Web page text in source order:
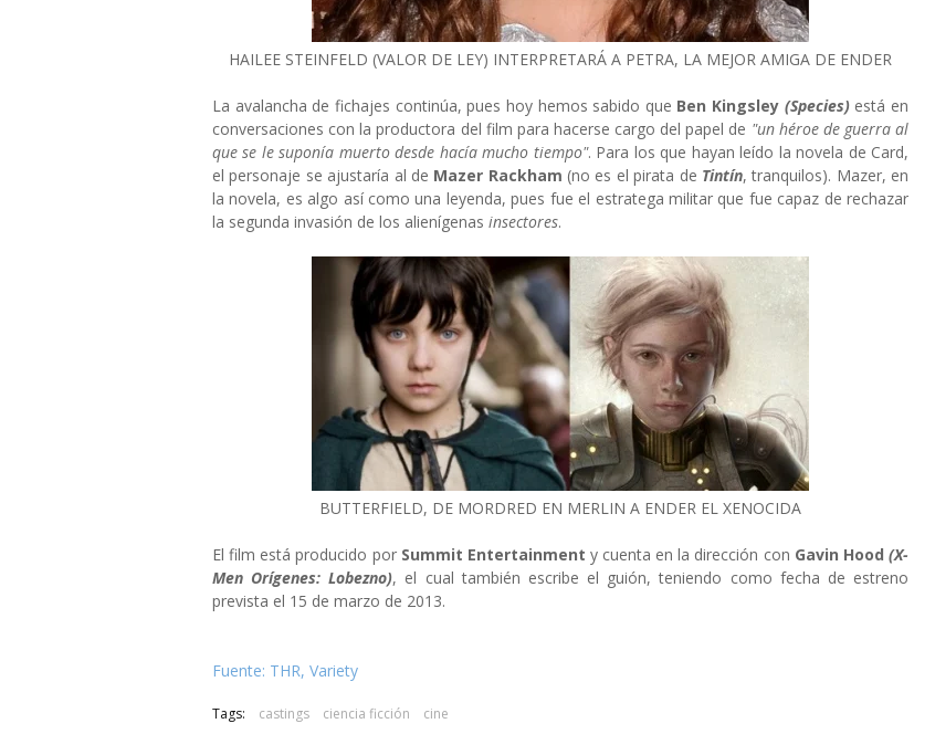
HAILEE STEINFELD (VALOR DE LEY) INTERPRETARÁ A PETRA, LA MEJOR AMIGA DE ENDER
La avalancha de fichajes continúa, pues hoy hemos sabido que Ben Kingsley (Species)está en
conversaciones con la productora del film para hacerse cargo del papel de "un héroe de guerra al
que se le suponía muerto desde hacía mucho tiempo". Para los que hayan leído la novela de Card,
el personaje se ajustaría al de Mazer Rackham (no es el pirata de Tintín, tranquilos). Mazer, en
la novela, es algo así como una leyenda, pues fue el estratega militar que fue capaz de rechazar
la segunda invasión de los alienígenas insectores.
BUTTERFIELD, DE MORDRED EN MERLIN A ENDER EL XENOCIDA
El film está producido por Summit Entertainment y cuenta en la dirección con Gavin Hood(X-
Men Orígenes: Lobezno), el cual también escribe el guión, teniendo como fecha de estreno
prevista el 15 de marzo de 2013.
Fuente: THR, Variety
Tags: castings ciencia ficción cine